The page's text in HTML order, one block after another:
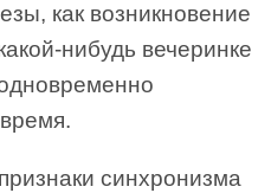
как возникновение
нибудь вечеринке
синхронизма